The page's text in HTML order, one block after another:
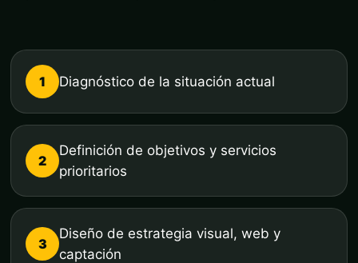
1 Diagnóstico de la situación actual
2
Definición de objetivos y servicios
prioritarios
3
Diseño de estrategia visual, web y
captación